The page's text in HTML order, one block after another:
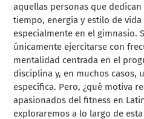
aquellas personas que
tiempo, energía y estilo de
especialmente en el gimnasio.
únicamente ejercitarse con
mentalidad centrada en el
disciplina y, en muchos casos,
específica. Pero, ¿qué motiva
apasionados del fitness en
exploraremos a lo largo de